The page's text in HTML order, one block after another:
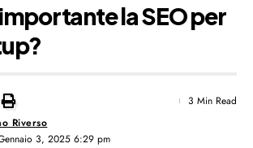
la SEO per
3, 2025 6:29 pm
Riverso
3 Min Read